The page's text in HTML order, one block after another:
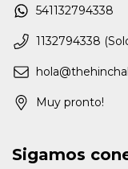
541132794338
1132794338
Muy pronto!
Sigamos